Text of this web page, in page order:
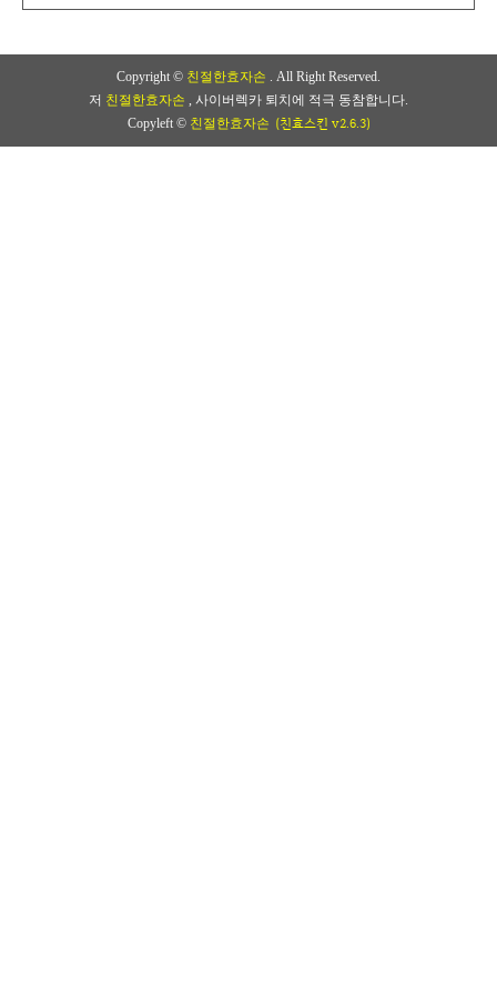
Copyright © 친절한효자손 . All Right Reserved.
저 친절한효자손 , 사이버렉카 퇴치에 적극 동참합니다.
Copyleft © 친절한효자손 (친효스킨 v2.6.3)